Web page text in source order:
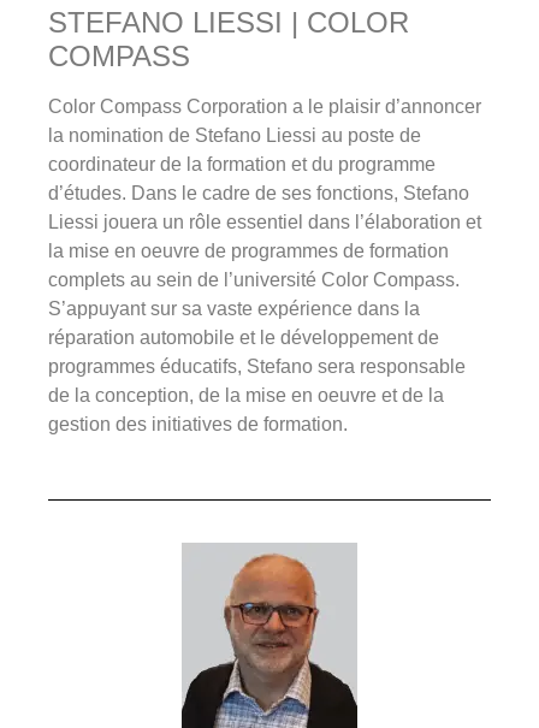
STEFANO LIESSI | COLOR
COMPASS
Color Compass Corporation a le plaisir d’annoncer
la nomination de Stefano Liessi au poste de
coordinateur de la formation et du programme
d’études. Dans le cadre de ses fonctions, Stefano
Liessi jouera un rôle essentiel dans l’élaboration et
la mise en oeuvre de programmes de formation
complets au sein de l’université Color Compass.
S’appuyant sur sa vaste expérience dans la
réparation automobile et le développement de
programmes éducatifs, Stefano sera responsable
de la conception, de la mise en oeuvre et de la
gestion des initiatives de formation.